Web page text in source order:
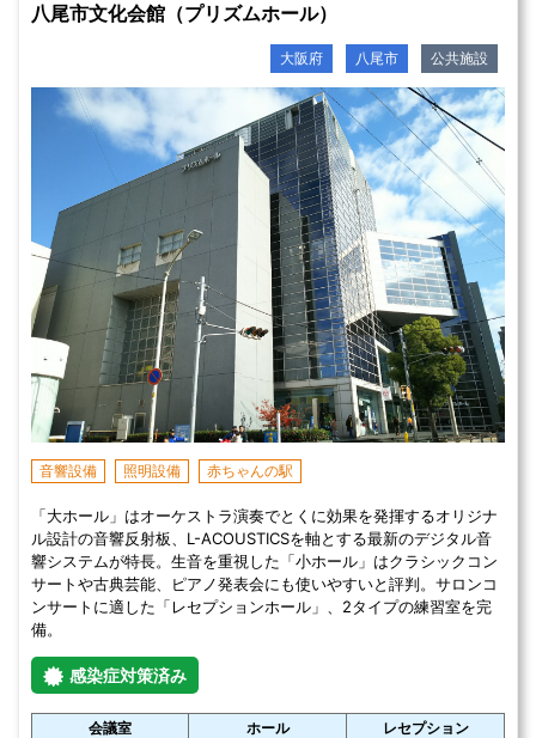
八尾市文化会館（プリズムホール）
大阪府 八尾市 公共施設
音響設備 照明設備 赤ちゃんの駅
「大ホール」はオーケストラ演奏でとくに効果を発揮するオリジナ
ル設計の音響反射板、L-ACOUSTICSを軸とする最新のデジタル音
響システムが特長。生音を重視した「小ホール」はクラシックコン
サートや古典芸能、ピアノ発表会にも使いやすいと評判。サロンコ
ンサートに適した「レセプションホール」、2タイプの練習室を完
備。
感染症対策済み
会議室 ホール
レセプション